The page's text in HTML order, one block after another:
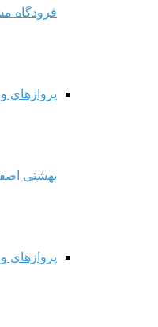
فرودگاه
پروازهای
بهشتی
پروازهای